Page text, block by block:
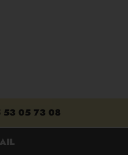
53 05 73 08